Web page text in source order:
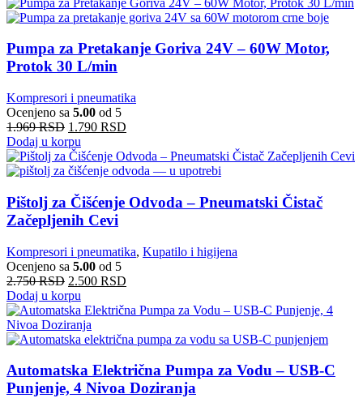
Pumpa za Pretakanje Goriva 24V – 60W Motor,
Protok 30 L/min
Kompresori i pneumatika
Ocenjeno sa 5.00 od 5
1.969RSD 1.790 RSD
Dodaj u korpu
Pištolj za Čišćenje Odvoda – Pneumatski Čistač
Začepljenih Cevi
Kompresori i pneumatika, Kupatilo i higijena
Ocenjeno sa 5.00 od 5
2.750RSD 2.500 RSD
Dodaj u korpu
Automatska Električna Pumpa za Vodu – USB-C
Punjenje, 4 Nivoa Doziranja